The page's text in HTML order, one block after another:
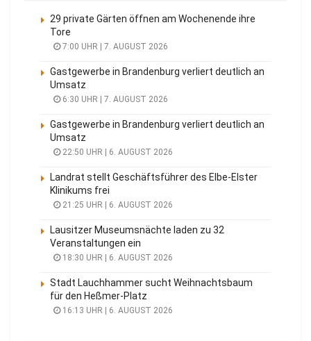
29 private Gärten öffnen am Wochenende ihre
Tore
7:00 UHR | 7. AUGUST 2026
Gastgewerbe in Brandenburg verliert deutlich an
Umsatz
6:30 UHR | 7. AUGUST 2026
Gastgewerbe in Brandenburg verliert deutlich an
Umsatz
22:50 UHR | 6. AUGUST 2026
Landrat stellt Geschäftsführer des Elbe-Elster
Klinikums frei
21:25 UHR | 6. AUGUST 2026
Lausitzer Museumsnächte laden zu 32
Veranstaltungen ein
18:30 UHR | 6. AUGUST 2026
Stadt Lauchhammer sucht Weihnachtsbaum
für den Heßmer-Platz
16:13 UHR | 6. AUGUST 2026